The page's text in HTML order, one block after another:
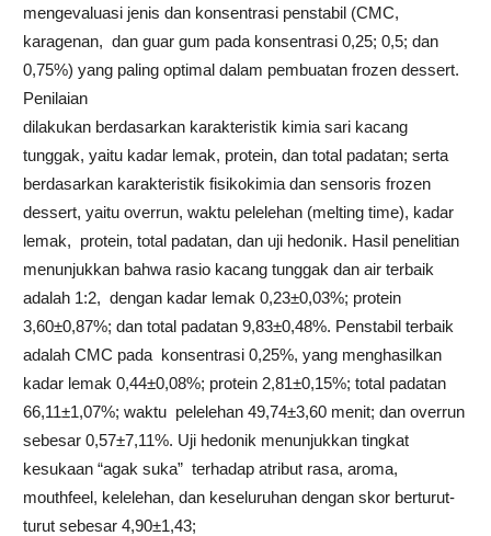
mengevaluasi jenis dan konsentrasi penstabil (CMC,
karagenan, dan guar gum pada konsentrasi 0,25; 0,5; dan
0,75%) yang paling optimal dalam pembuatan frozen dessert.
Penilaian
dilakukan berdasarkan karakteristik kimia sari kacang
tunggak, yaitu kadar lemak, protein, dan total padatan; serta
berdasarkan karakteristik fisikokimia dan sensoris frozen
dessert, yaitu overrun, waktu pelelehan (melting time), kadar
lemak, protein, total padatan, dan uji hedonik. Hasil penelitian
menunjukkan bahwa rasio kacang tunggak dan air terbaik
adalah 1:2, dengan kadar lemak 0,23±0,03%; protein
3,60±0,87%; dan total padatan 9,83±0,48%. Penstabil terbaik
adalah CMC pada konsentrasi 0,25%, yang menghasilkan
kadar lemak 0,44±0,08%; protein 2,81±0,15%; total padatan
66,11±1,07%; waktu pelelehan 49,74±3,60 menit; dan overrun
sebesar 0,57±7,11%. Uji hedonik menunjukkan tingkat
kesukaan “agak suka” terhadap atribut rasa, aroma,
mouthfeel, kelelehan, dan keseluruhan dengan skor berturut-
turut sebesar 4,90±1,43;